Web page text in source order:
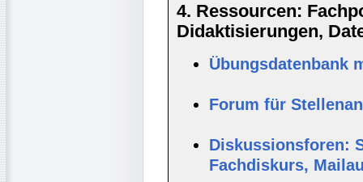
4. Ressourcen:
Didaktisierungen,
Übungsdatenbank
Forum für
Diskussionsforen:
Fachdiskurs,